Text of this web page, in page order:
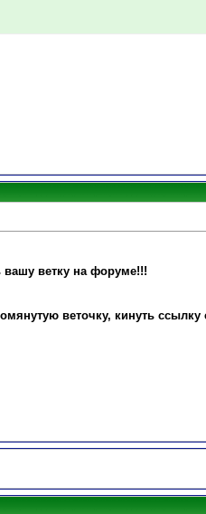
вашу ветку на форуме!!!
веточку, кинуть